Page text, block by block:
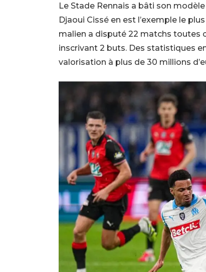
Le Stade Rennais a bâti son
Djaoui Cissé en est l’exemple le
malien a disputé 22 matchs toutes
inscrivant 2 buts. Des statistiques
valorisation à plus de 30 millions